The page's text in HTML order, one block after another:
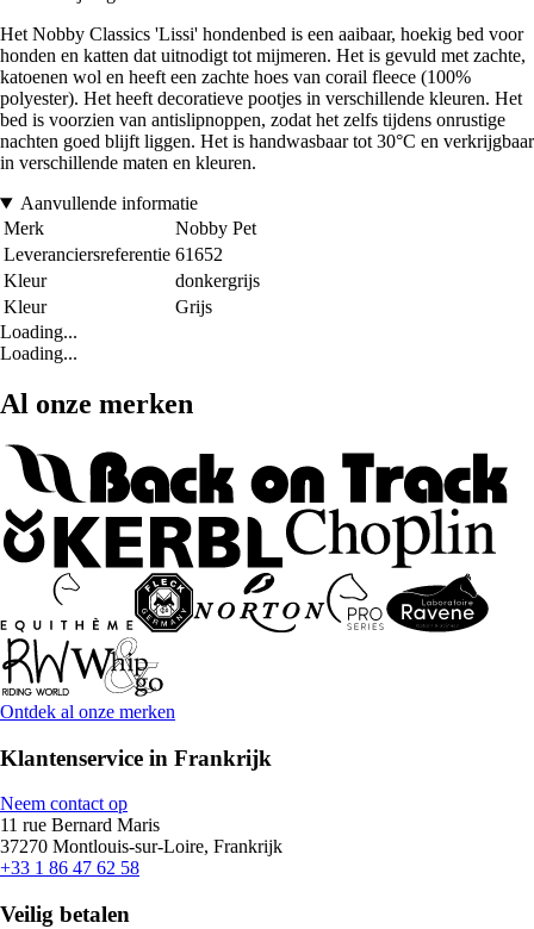
Het Nobby Classics 'Lissi' hondenbed is een aaibaar, hoekig bed voor
honden en katten dat uitnodigt tot mijmeren. Het is gevuld met zachte,
katoenen wol en heeft een zachte hoes van corail fleece (100%
polyester). Het heeft decoratieve pootjes in verschillende kleuren. Het
bed is voorzien van antislipnoppen, zodat het zelfs tijdens onrustige
nachten goed blijft liggen. Het is handwasbaar tot 30°C en verkrijgbaar
in verschillende maten en kleuren.
Aanvullende informatie
Merk
Nobby Pet
Leveranciersreferentie 61652
Kleur
donkergrijs
Kleur
Grijs
Loading...
Loading...
Al onze merken
Ontdek al onze merken
Klantenservice in Frankrijk
Neem contact op
11 rue Bernard Maris
37270 Montlouis-sur-Loire, Frankrijk
+33 1 86 47 62 58
Veilig betalen